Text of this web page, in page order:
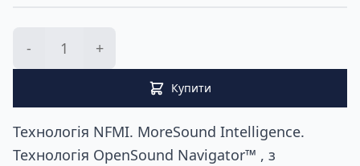
- +
Купити
Технологія NFMI. MoreSound Intelligence.
Технологія OpenSound Navigator™ , з